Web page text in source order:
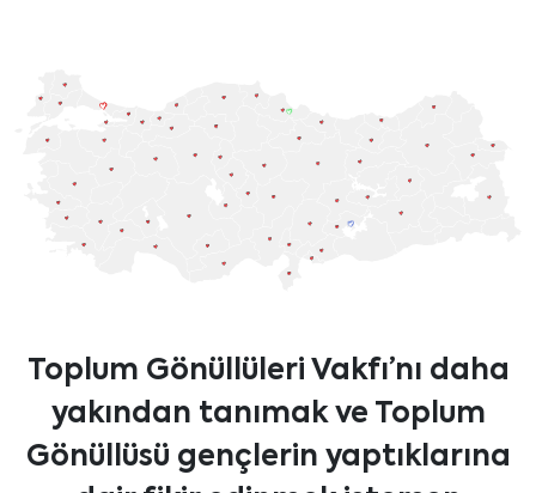
Toplum Gönüllüleri Vakfı’nı daha
yakından tanımak ve Toplum
Gönüllüsü gençlerin yaptıklarına